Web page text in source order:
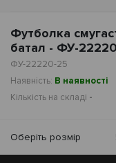
Футболка
батал - ФУ-
ФУ-22220-25
Наявність: В наявності
Кількість на складі -
Оберiть розмiр